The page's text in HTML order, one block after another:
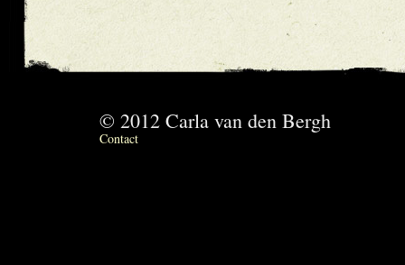
© 2012 Carla van den Bergh
Contact